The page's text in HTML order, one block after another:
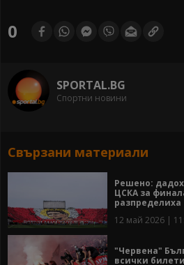
0
SPORTAL.BG
Спортни новини
Свързани материали
Решено:
ЦСКА за
разпределиха
12 май 2026 |
"Червена"
всички